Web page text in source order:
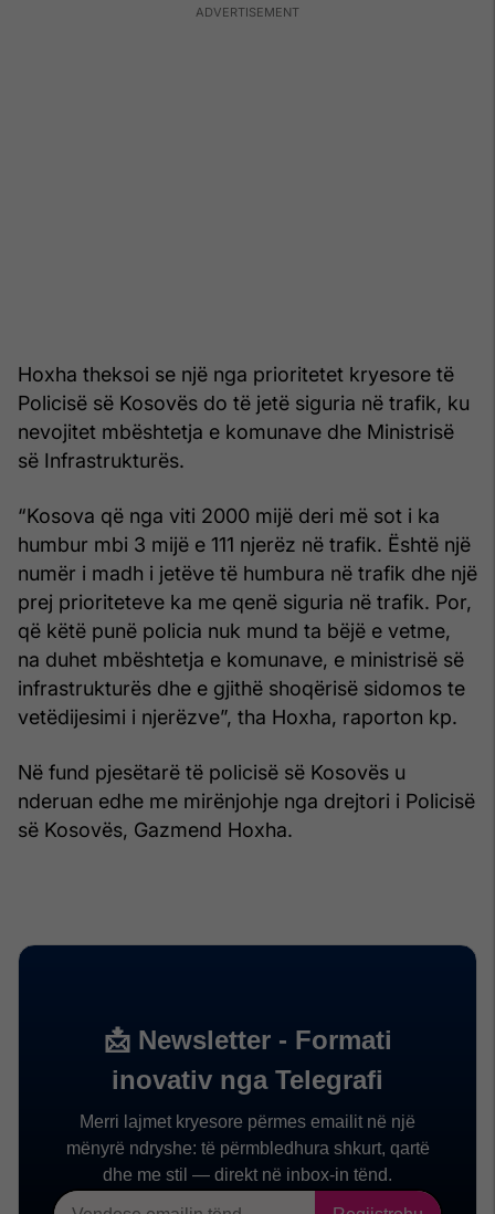
Hoxha theksoi se një nga prioritetet kryesore të
Policisë së Kosovës do të jetë siguria në trafik, ku
nevojitet mbështetja e komunave dhe Ministrisë
së Infrastrukturës.
“Kosova që nga viti 2000 mijë deri më sot i ka
humbur mbi 3 mijë e 111 njerëz në trafik. Është një
numër i madh i jetëve të humbura në trafik dhe një
prej prioriteteve ka me qenë siguria në trafik. Por,
që këtë punë policia nuk mund ta bëjë e vetme,
na duhet mbështetja e komunave, e ministrisë së
infrastrukturës dhe e gjithë shoqërisë sidomos te
vetëdijesimi i njerëzve”, tha Hoxha, raporton kp.
Në fund pjesëtarë të policisë së Kosovës u
nderuan edhe me mirënjohje nga drejtori i Policisë
së Kosovës, Gazmend Hoxha.